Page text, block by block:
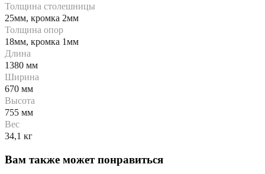
Толщина столешницы
25мм, кромка 2мм
Толщина опор
18мм, кромка 1мм
Длина
1380 мм
Ширина
670 мм
Высота
755 мм
Вес
34,1 кг
Вам также может понравиться